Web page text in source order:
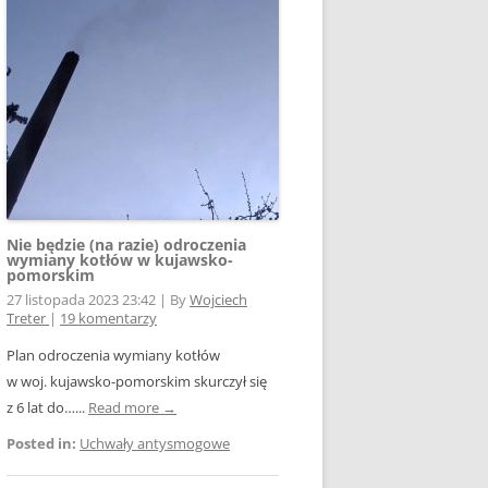
FOTOWOLTAICE –
TKWI
ROZLICZENIA
– JAK ŻYĆ?
Nie będzie (na razie) odroczenia
wymiany kotłów w kujawsko-
pomorskim
27 listopada 2023 23:42 | ByWojciech
Treter | 19 komentarzy
Plan odroczenia wymiany kotłów
w woj. kujawsko-pomorskim skurczył się
z 6 lat do…... Read more →
Posted in: Uchwały antysmogowe